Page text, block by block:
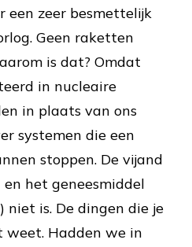
een zeer besmettelijk
Geen raketten
is dat? Omdat
in nucleaire
in plaats van ons
systemen die een
stoppen. De vijand
het geneesmiddel
niet is. De dingen die je
Hadden we in